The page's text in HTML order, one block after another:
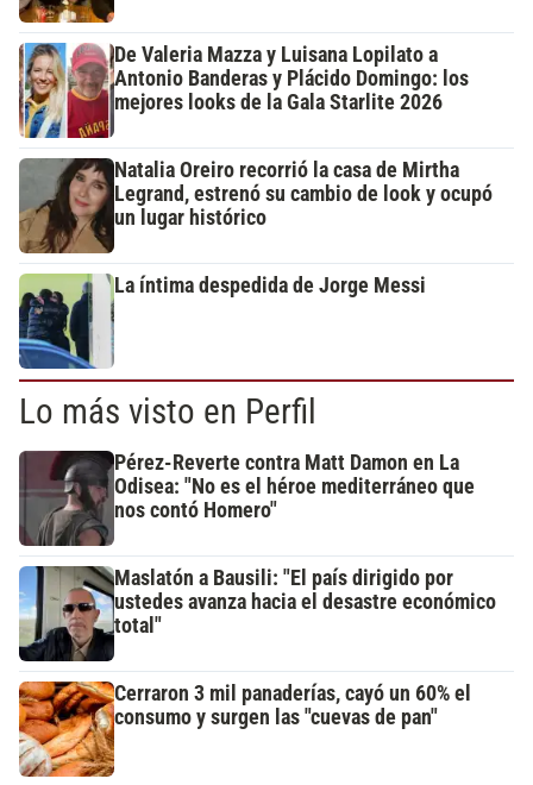
De Valeria Mazza y Luisana Lopilato a
Antonio Banderas y Plácido Domingo: los
mejores looks de la Gala Starlite 2026
Natalia Oreiro recorrió la casa de Mirtha
Legrand, estrenó su cambio de look y ocupó
un lugar histórico
La íntima despedida de Jorge Messi
Lo más visto en Perfil
Pérez-Reverte contra Matt Damon en La
Odisea: "No es el héroe mediterráneo que
nos contó Homero"
Maslatón a Bausili: "El país dirigido por
ustedes avanza hacia el desastre económico
total"
Cerraron 3 mil panaderías, cayó un 60% el
consumo y surgen las "cuevas de pan"